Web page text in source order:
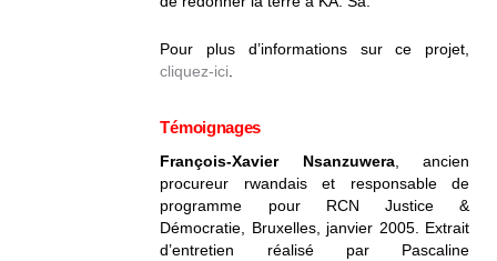
Pour plus d’informations sur ce projet,
cliquez-ici
Témoignages
François-Xavier Nsanzuwera, ancien
procureur rwandais et responsable de
programme pour RCN Justice &
Démocratie, Bruxelles, janvier 2005. Extrait
d’entretien réalisé par Pascaline